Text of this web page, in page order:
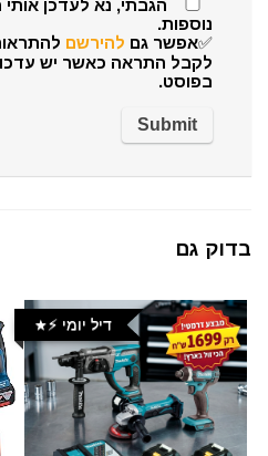
הגבתי, נא לעדכן אותי
נוספות.
✅אפשר גם להירשם
לקבל התראה כאשר יש
בפוסט.
בדוק גם
דיל יומי ⚡️